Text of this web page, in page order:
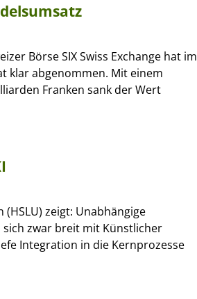
Börse SIX Swiss Exchange hat im
klar abgenommen. Mit einem
Franken sank der Wert
zeigt: Unabhängige
sich zwar breit mit Künstlicher
Integration in die Kernprozesse